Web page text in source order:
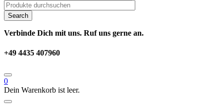
Verbinde Dich mit uns. Ruf uns gerne an.
+49 4435 407960
0
Dein Warenkorb ist leer.